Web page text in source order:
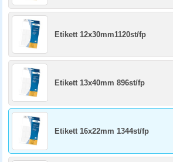
Etikett 12x30mm1120st/fp
Etikett 13x40mm 896st/fp
Etikett 16x22mm 1344st/fp